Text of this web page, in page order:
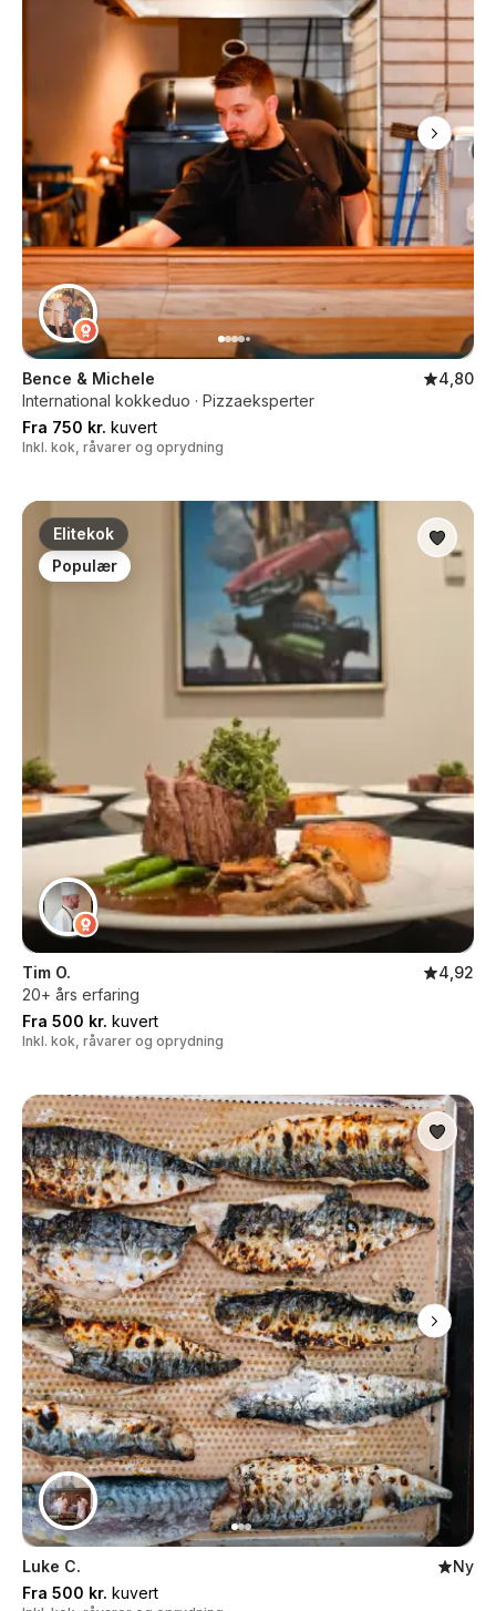
Bence & Michele
4,80
International kokkeduo · Pizzaeksperter
Fra 750 kr. kuvert
Inkl. kok, råvarer og oprydning
Elitekok
Populær
Tim O.
4,92
20+ års erfaring
Fra 500 kr. kuvert
Inkl. kok, råvarer og oprydning
Luke C.
Ny
Fra 500 kr. kuvert